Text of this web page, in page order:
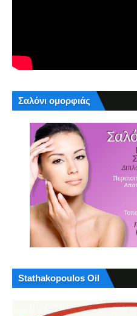
Σαλόνι ομορφιάς
Stathakopoulos Oil